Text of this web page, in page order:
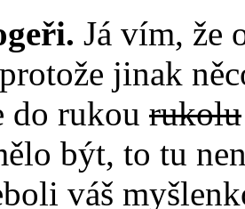
Já vím, že
jinak
do rukou rukolu
být, to tu
váš